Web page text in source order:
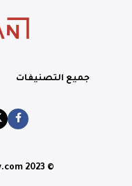
جميع التصنيفات
© tayaran-home-delivery.com 2023